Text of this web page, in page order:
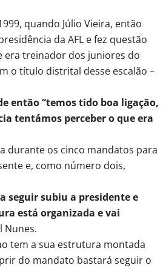
quando Júlio Vieira, então
da AFL e fez questão
era treinador dos juniores do
o título distrital desse escalão –
então “temos tido boa ligação,
tentámos perceber o que era
durante os cinco mandatos para
e, como número dois,
seguir subiu a presidente e
está organizada e vai
Nunes.
tem a sua estrutura montada
do mandato bastará seguir o